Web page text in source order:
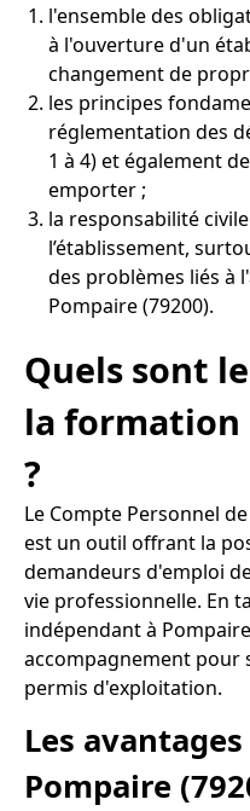
l'ensemble des
à l'ouverture d'un
changement de
les principes
réglementation des
1 à 4) et également
emporter ;
la responsabilité
l’établissement,
des problèmes liés à
Pompaire (79200).
Quels sont
la formation
?
Le Compte Personnel
est un outil offrant la
demandeurs d'emploi
vie professionnelle. En
indépendant à
accompagnement
permis d'exploitation.
Les avantages
Pompaire